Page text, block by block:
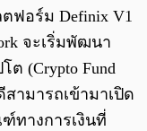
ฟอร์ม Definix V1
จะเริ่มพัฒนา
(Crypto Fund
สามารถเข้ามาเปิด
ทางการเงินที่